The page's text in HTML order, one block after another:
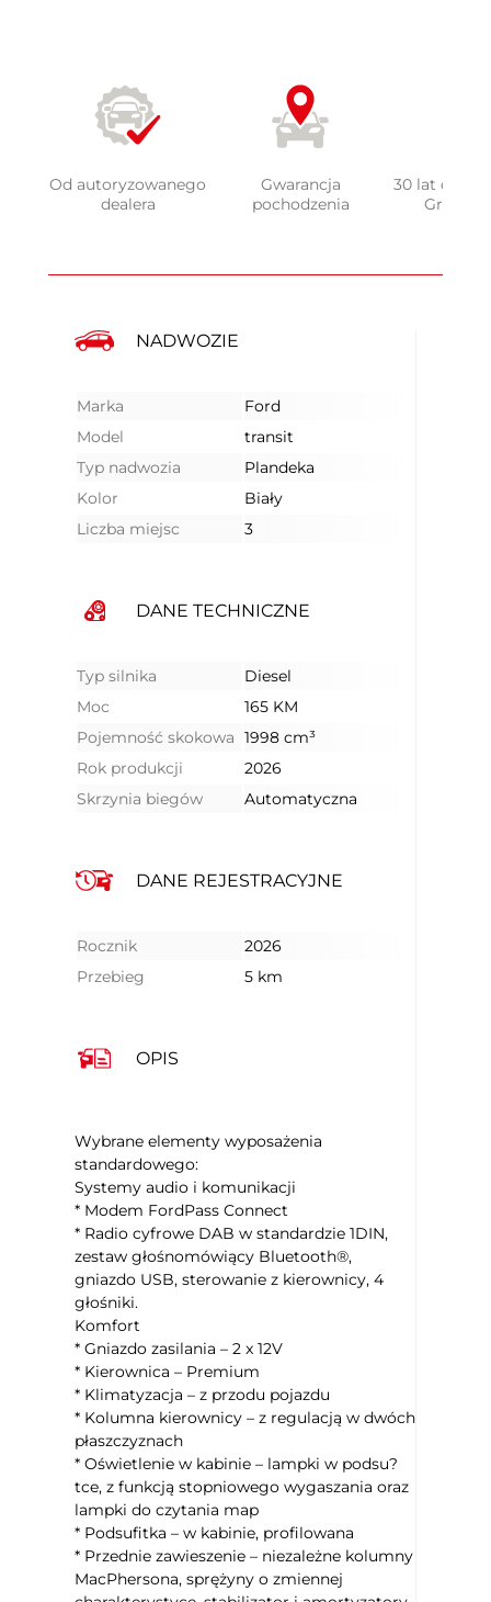
Od autoryzowanego
dealera
Gwarancja
pochodzenia
30 lat
Grupy
NADWOZIE
Marka
Ford
Model
transit
Typ nadwozia
Plandeka
Kolor
Biały
Liczba miejsc
3
DANE TECHNICZNE
Typ silnika
Diesel
Moc
165 KM
Pojemność skokowa 1998 cm³
Rok produkcji
2026
Skrzynia biegów
Automatyczna
DANE REJESTRACYJNE
Rocznik
2026
Przebieg
5 km
OPIS
Wybrane elementy wyposażenia
standardowego:
Systemy audio i komunikacji
* Modem FordPass Connect
* Radio cyfrowe DAB w standardzie 1DIN,
zestaw głośnomówiący Bluetooth®,
gniazdo USB, sterowanie z kierownicy, 4
głośniki.
Komfort
* Gniazdo zasilania – 2 x 12V
* Kierownica – Premium
* Klimatyzacja – z przodu pojazdu
* Kolumna kierownicy – z regulacją w dwóch
płaszczyznach
* Oświetlenie w kabinie – lampki w podsu?
tce, z funkcją stopniowego wygaszania oraz
lampki do czytania map
* Podsufitka – w kabinie, profilowana
* Przednie zawieszenie – niezależne kolumny
MacPhersona, sprężyny o zmiennej